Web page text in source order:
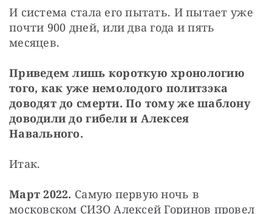
И система стала его пытать. И пытает уже
почти 900 дней, или два года и пять
месяцев.
Приведем лишь короткую хронологию
того, как уже немолодого политзэка
доводят до смерти. По тому же шаблону
доводили до гибели и Алексея
Навального.
Итак.
Март 2022. Самую первую ночь в
московском СИЗО Алексей Горинов провел